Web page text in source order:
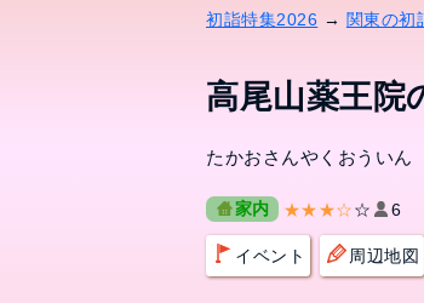
初詣特集2026 → 関東の初
高尾山薬王院
たかおさんやくおういん
家内 ★★★☆☆ 6
イベント 周辺地図